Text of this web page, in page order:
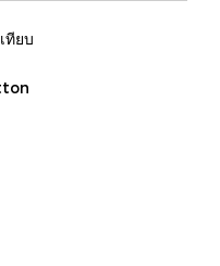
ทียบ